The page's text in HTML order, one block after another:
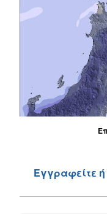
Εγγραφείτε